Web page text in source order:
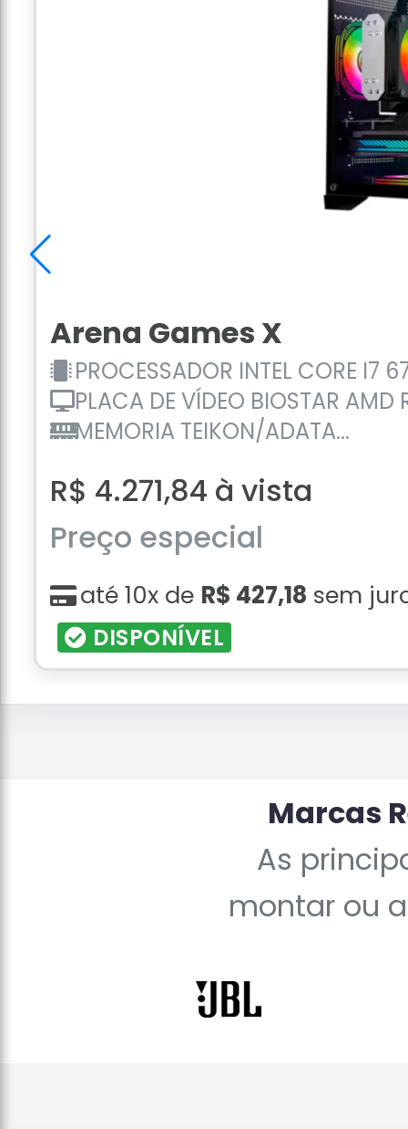
Arena Games X
PROCESSADOR INTEL CORE I7
PLACA DE VÍDEO BIOSTAR AMD
MEMORIA TEIKON/ADATA...
R$ 4.271,84 à vista
Preço especial
até 10x de R$ 427,18 sem
DISPONÍVEL
Marcas
As
montar ou